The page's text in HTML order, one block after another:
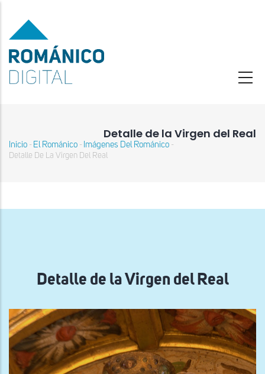
contenido
principal
Detalle de la Virgen del Real
Sobrescribir
ayuda
Inicio - El Románico - Imágenes Del Románico -
Detalle De La Virgen Del Real
Detalle de la Virgen del Real